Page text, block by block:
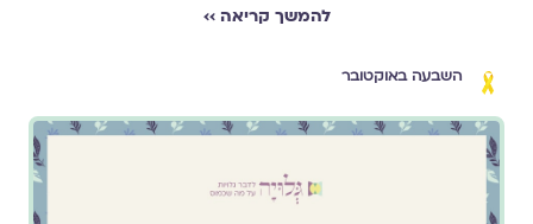
להמשך קריאה ››
השבעה באוקטובר